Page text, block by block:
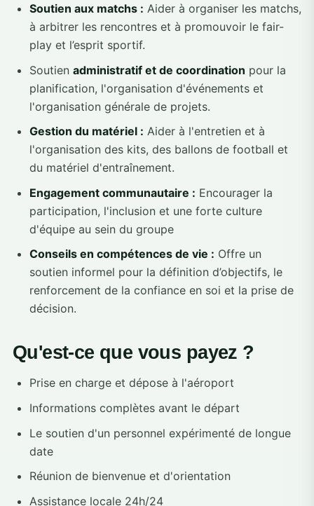
Soutien aux matchs : Aider à organiser les matchs,
à arbitrer les rencontres et à promouvoir le fair-
play et l’esprit sportif.
Soutien administratif et de coordination pour la
planification, l'organisation d'événements et
l'organisation générale de projets.
Gestion du matériel : Aider à l'entretien et à
l'organisation des kits, des ballons de football et
du matériel d'entraînement.
Engagement communautaire : Encourager la
participation, l'inclusion et une forte culture
d'équipe au sein du groupe
Conseils en compétences de vie : Offre un
soutien informel pour la définition d’objectifs, le
renforcement de la confiance en soi et la prise de
décision.
Qu'est-ce que vous payez ?
Prise en charge et dépose à l'aéroport
Informations complètes avant le départ
Le soutien d'un personnel expérimenté de longue
date
Réunion de bienvenue et d'orientation
Assistance locale 24h/24